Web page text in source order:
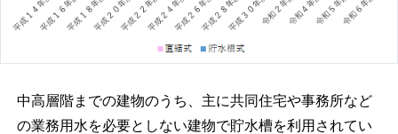
中高層階までの建物のうち、主に共同住宅や事務所など
の業務用水を必要としない建物で貯水槽を利用されてい